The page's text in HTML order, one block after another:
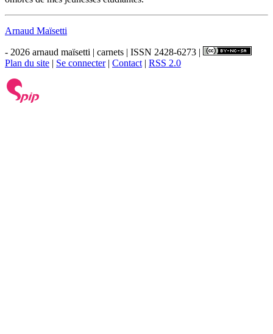
Arnaud Maïsetti
- 2026 arnaud maïsetti | carnets | ISSN 2428-6273 |
Plan du site | Se connecter| Contact | RSS 2.0